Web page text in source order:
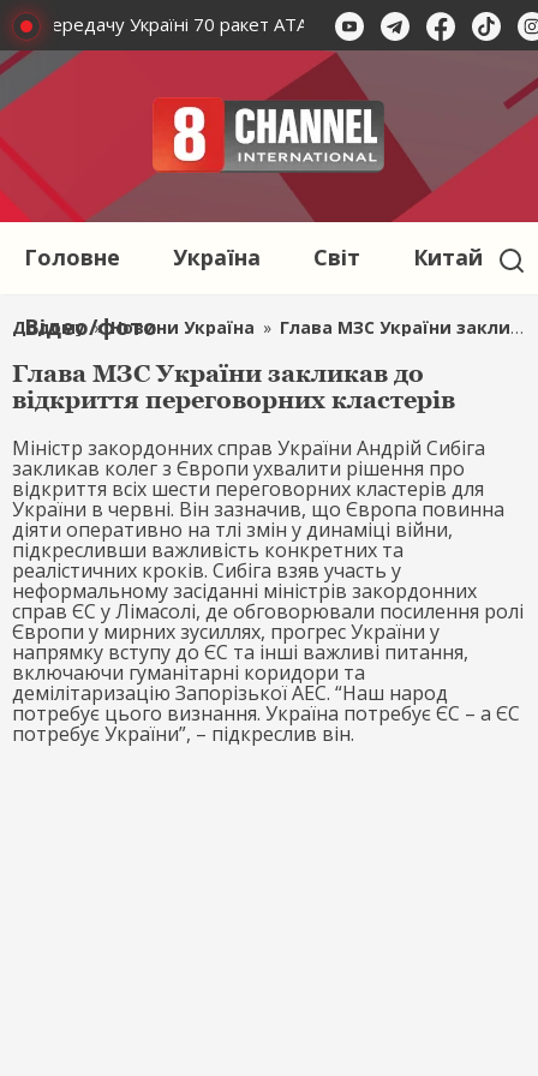
передачу Україні 70 ракет ATACMS з Туреччини США
Головне Україна Світ Китай
Відео/фото
Додому » Новини Україна » Глава МЗС України закликав до відкриття переговорних кластерів
Глава МЗС України закликав до
відкриття переговорних кластерів
Міністр закордонних справ України Андрій Сибіга
закликав колег з Європи ухвалити рішення про
відкриття всіх шести переговорних кластерів для
України в червні. Він зазначив, що Європа повинна
діяти оперативно на тлі змін у динаміці війни,
підкресливши важливість конкретних та
реалістичних кроків. Сибіга взяв участь у
неформальному засіданні міністрів закордонних
справ ЄС у Лімасолі, де обговорювали посилення ролі
Європи у мирних зусиллях, прогрес України у
напрямку вступу до ЄС та інші важливі питання,
включаючи гуманітарні коридори та
демілітаризацію Запорізької АЕС. “Наш народ
потребує цього визнання. Україна потребує ЄС – а ЄС
потребує України”, – підкреслив він.